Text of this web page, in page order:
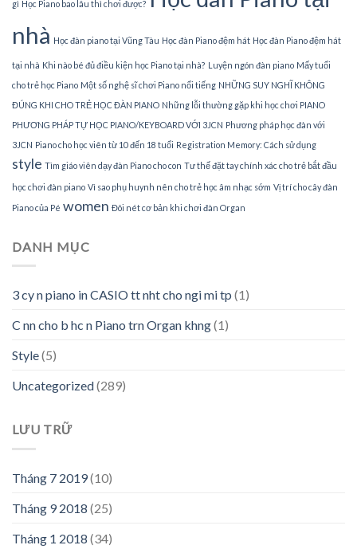
gì Học Piano bao lâu thì chơi được?
nhà Học đàn piano tại Vũng Tàu Học đàn Piano đệm hát Học đàn Piano đệm hát
tại nhà Khi nào bé đủ điều kiện học Piano tại nhà? Luyện ngón đàn piano Mấy tuổi
cho trẻ học Piano Một số nghệ sĩ chơi Piano nổi tiếng NHỮNG SUY NGHĨ KHÔNG
ĐÚNG KHI CHO TRẺ HỌC ĐÀN PIANO Những lỗi thường gặp khi học chơi PIANO
PHƯƠNG PHÁP TỰ HỌC PIANO/KEYBOARD VỚI 3JCN Phương pháp học đàn với
3JCN Piano cho học viên từ 10 đến 18 tuổi Registration Memory: Cách sử dụng
style Tìm giáo viên dạy đàn Piano cho con Tư thế đặt tay chính xác cho trẻ bắt đầu
học chơi đàn piano Vì sao phụ huynh nên cho trẻ học âm nhạc sớm Vị trí cho cây đàn
Piano của Pé women Đôi nét cơ bản khi chơi đàn Organ
DANH MỤC
3 cy n piano in CASIO tt nht cho ngi mi tp (1)
C nn cho b hc n Piano trn Organ khng(1)
Style(5)
Uncategorized(289)
LƯU TRỮ
Tháng 7 2019(10)
Tháng 9 2018 (25)
Tháng 1 2018 (34)